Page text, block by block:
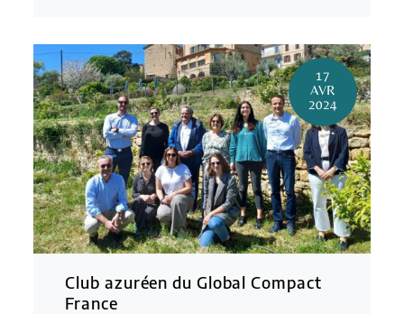
17
AVR
2024
Club azuréen du Global Compact
France